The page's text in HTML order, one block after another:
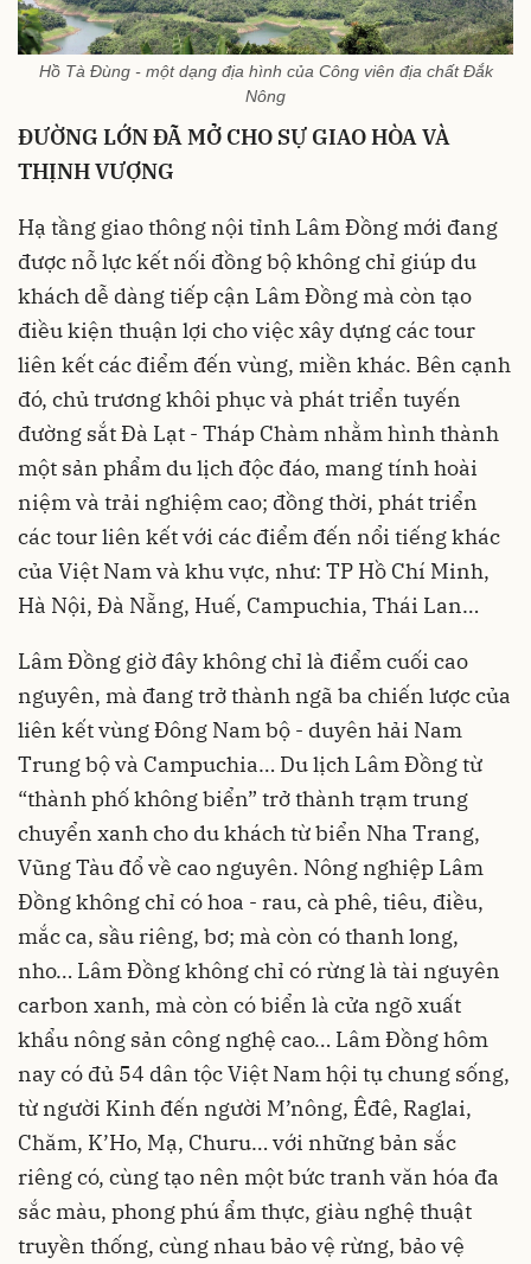
Hồ Tà Đùng - một dạng địa hình của Công viên địa chất Đắk
Nông
ĐƯỜNG LỚN ĐÃ MỞ CHO SỰ GIAO HÒA VÀ
THỊNH VƯỢNG
Hạ tầng giao thông nội tỉnh Lâm Đồng mới đang
được nỗ lực kết nối đồng bộ không chỉ giúp du
khách dễ dàng tiếp cận Lâm Đồng mà còn tạo
điều kiện thuận lợi cho việc xây dựng các tour
liên kết các điểm đến vùng, miền khác. Bên cạnh
đó, chủ trương khôi phục và phát triển tuyến
đường sắt Đà Lạt - Tháp Chàm nhằm hình thành
một sản phẩm du lịch độc đáo, mang tính hoài
niệm và trải nghiệm cao; đồng thời, phát triển
các tour liên kết với các điểm đến nổi tiếng khác
của Việt Nam và khu vực, như: TP Hồ Chí Minh,
Hà Nội, Đà Nẵng, Huế, Campuchia, Thái Lan…
Lâm Đồng giờ đây không chỉ là điểm cuối cao
nguyên, mà đang trở thành ngã ba chiến lược của
liên kết vùng Đông Nam bộ - duyên hải Nam
Trung bộ và Campuchia… Du lịch Lâm Đồng từ
“thành phố không biển” trở thành trạm trung
chuyển xanh cho du khách từ biển Nha Trang,
Vũng Tàu đổ về cao nguyên. Nông nghiệp Lâm
Đồng không chỉ có hoa - rau, cà phê, tiêu, điều,
mắc ca, sầu riêng, bơ; mà còn có thanh long,
nho… Lâm Đồng không chỉ có rừng là tài nguyên
carbon xanh, mà còn có biển là cửa ngõ xuất
khẩu nông sản công nghệ cao… Lâm Đồng hôm
nay có đủ 54 dân tộc Việt Nam hội tụ chung sống,
từ người Kinh đến người M’nông, Êđê, Raglai,
Chăm, K’Ho, Mạ, Churu… với những bản sắc
riêng có, cùng tạo nên một bức tranh văn hóa đa
sắc màu, phong phú ẩm thực, giàu nghệ thuật
truyền thống, cùng nhau bảo vệ rừng, bảo vệ